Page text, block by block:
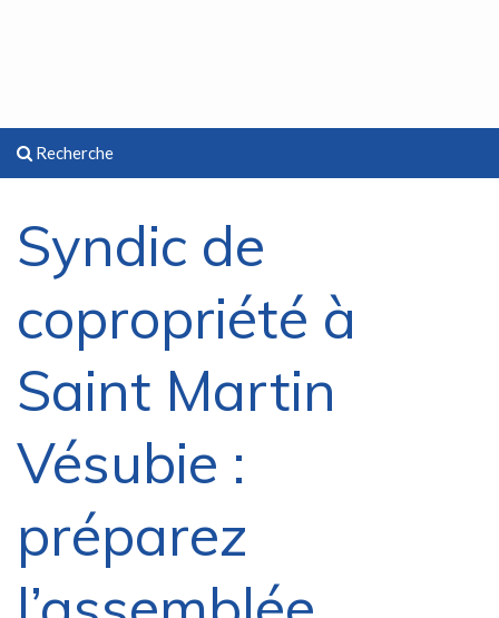
Recherche
Syndic de
copropriété à
Saint Martin
Vésubie :
préparez